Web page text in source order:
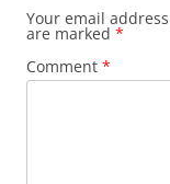
Your email
are marked *
Comment *